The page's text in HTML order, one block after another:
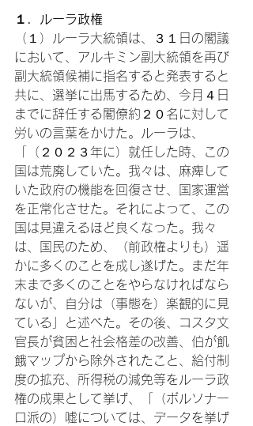
１．ルーラ政権
（１）ルーラ大統領は、３１日の閣議
において、アルキミン副大統領を再び
副大統領候補に指名すると発表すると
共に、選挙に出馬するため、今月４日
までに辞任する閣僚約２０名に対して
労いの言葉をかけた。ルーラは、
「（２０２３年に）就任した時、この
国は荒廃していた。我々は、麻痺して
いた政府の機能を回復させ、国家運営
を正常化させた。それによって、この
国は見違えるほど良くなった。我々
は、国民のため、（前政権よりも）遥
かに多くのことを成し遂げた。まだ年
末まで多くのことをやらなければなら
ないが、自分は（事態を）楽観的に見
ている」と述べた。その後、コスタ文
官長が貧困と社会格差の改善、伯が飢
餓マップから除外されたこと、給付制
度の拡充、所得税の減免等をルーラ政
権の成果として挙げ、「（ボルソナー
ロ派の）嘘については、データを挙げ